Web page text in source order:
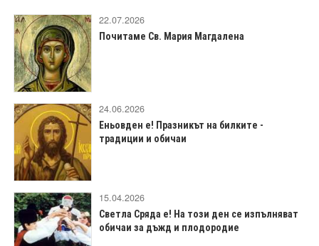
22.07.2026
Почитаме Св. Мария Магдалена
24.06.2026
Еньовден е! Празникът на билките -
традиции и обичаи
15.04.2026
Светла Сряда е! На този ден се изпълняват
обичаи за дъжд и плодородие